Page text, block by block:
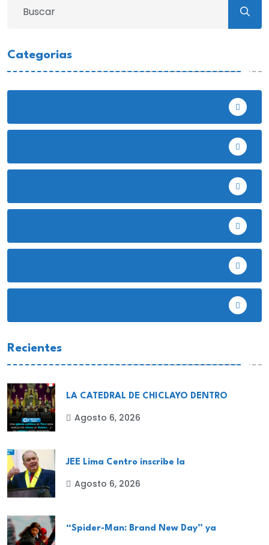
Categorias
Recientes
LA CATEDRAL DE CHICLAYO DENTRO
Agosto 6, 2026
JEE Lima Centro inscribe la
Agosto 6, 2026
“Spider-Man: Brand New Day” ya